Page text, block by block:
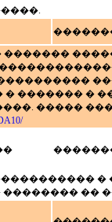
������� �
�����
�
�������� ��